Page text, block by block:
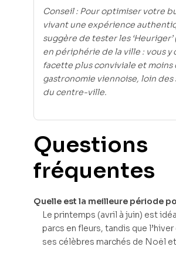
Conseil : Pour optimiser votre
vivant une expérience
suggère de tester les
en périphérie de la ville : vous y
facette plus conviviale et moins
gastronomie viennoise, loin
du centre-ville.
Questions
fréquentes
Quelle est la meilleure période
Le printemps (avril à juin) est
parcs en fleurs, tandis que
ses célèbres marchés de Noël